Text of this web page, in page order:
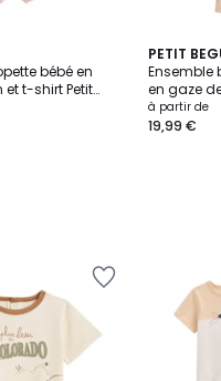
bébé en
t-shirt Petit
PETIT
Ensemble
en gaze
à partir de
19,99 €